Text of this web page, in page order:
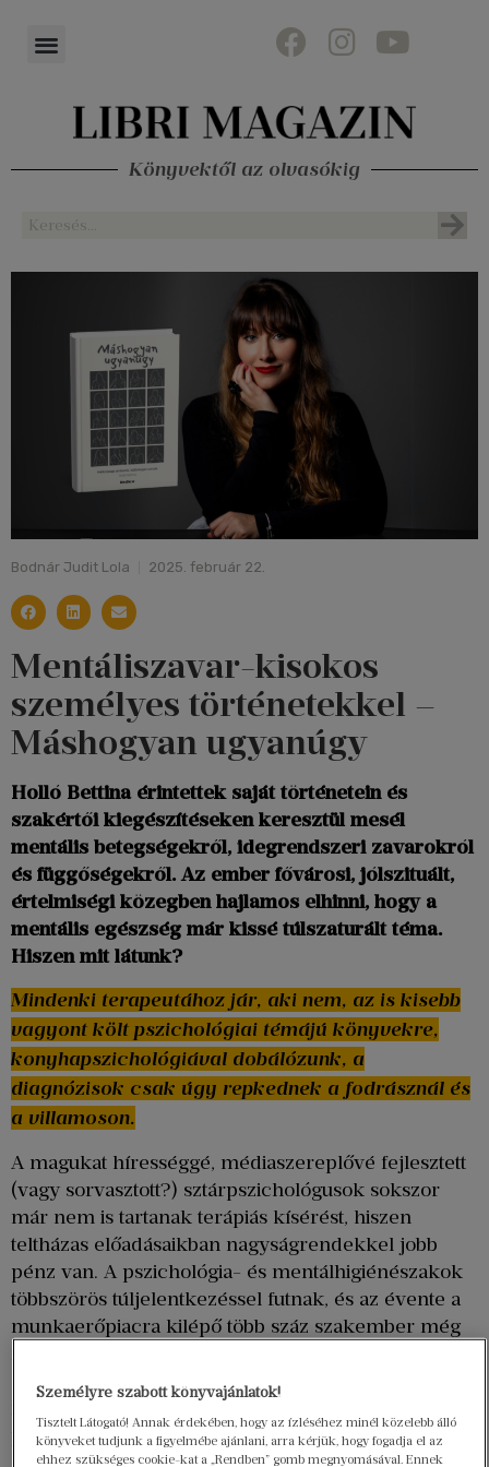
Könyvektől az olvasókig
Bodnár Judit Lola 2025. február 22.
Mentáliszavar-kisokos
személyes történetekkel –
Máshogyan ugyanúgy
Holló Bettina érintettek saját történetein és
szakértői kiegészítéseken keresztül mesél
mentális betegségekről, idegrendszeri zavarokról
és függőségekről. Az ember fővárosi, jólszituált,
értelmiségi közegben hajlamos elhinni, hogy a
mentális egészség már kissé túlszaturált téma.
Hiszen mit látunk?
Mindenki terapeutához jár, aki nem, az is kisebb
vagyont költ pszichológiai témájú könyvekre,
konyhapszichológiával dobálózunk, a
diagnózisok csak úgy repkednek a fodrásznál és
a villamoson.
A magukat hírességgé, médiaszereplővé fejlesztett
(vagy sorvasztott?) sztárpszichológusok sokszor
már nem is tartanak terápiás kísérést, hiszen
teltházas előadásaikban nagyságrendekkel jobb
pénz van. A pszichológia- és mentálhigiénészakok
többszörös túljelentkezéssel futnak, és az évente a
munkaerőpiacra kilépő több száz szakember még
– ennek, persze, az is az egyik oka, hogy java
részük csak magánellátásban érhető el, súlyos
pénzekért.
Személyre szabott könyvajánlatok!
Tisztelt Látogató! Annak érdekében, hogy az ízléséhez minél közelebb álló
könyveket tudjunk a figyelmébe ajánlani, arra kérjük, hogy fogadja el az
ehhez szükséges cookie-kat a „Rendben” gomb megnyomásával. Ennek